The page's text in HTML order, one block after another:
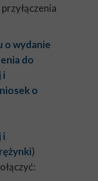
o wydanie
do
i
o
i
)